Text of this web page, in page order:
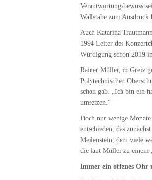
Wallstabe zum Ausdruck
Auch Katarina
1994 Leiter des
Würdigung schon 2019
Rainer Müller, in Greiz
Polytechnischen
schon gab. „Ich bin ein
umsetzen.“
Doch nur wenige
entschieden, das
Meilenstein, dem viele
die laut Müller zu einem
Immer ein offenes Ohr